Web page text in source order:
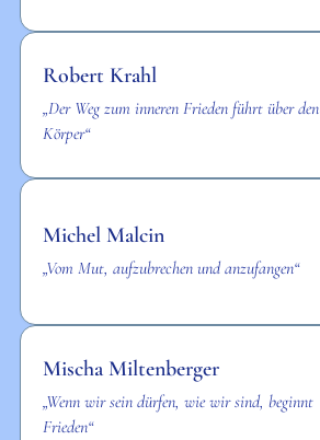
Robert Krahl
„Der Weg zum inneren Frieden führt über den
Körper“
Michel Malcin
„Vom Mut, aufzubrechen und anzufangen“
Mischa Miltenberger
„Wenn wir sein dürfen, wie wir sind, beginnt
Frieden“